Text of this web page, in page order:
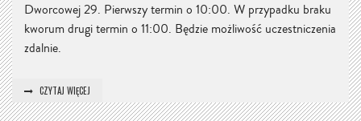
Dworcowej 29. Pierwszy termin o 10:00. W przypadku braku
kworum drugi termin o 11:00. Będzie możliwość uczestniczenia
zdalnie.
CZYTAJ WIĘCEJ